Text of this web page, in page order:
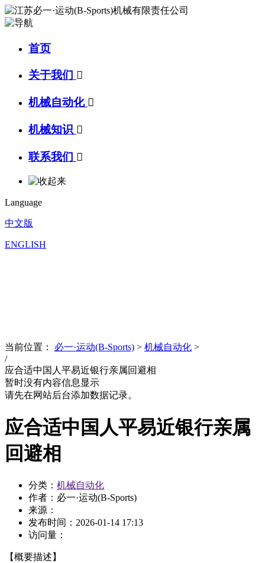
首页
关于我们 
机械自动化 
机械知识 
联系我们 
Language
中文版
ENGLISH
当前位置： 必一·运动(B-Sports) > 机械自动化 >
/
应合适中国人平易近银行亲属回避相
暂时没有内容信息显示
请先在网站后台添加数据记录。
应合适中国人平易近银行亲属
回避相
分类： 机械自动化
作者：必一·运动(B-Sports)
来源：
发布时间： 2026-01-14 17:13
访问量：
【概要描述】